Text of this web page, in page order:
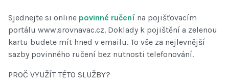
Sjednejte si online povinné ručení na pojišťovacím
portálu www.srovnavac.cz. Doklady k pojištění a zelenou
kartu budete mít hned v emailu. To vše za nejlevnější
sazby povinného ručení bez nutnosti telefonování.
PROČ VYUŽÍT TÉTO SLUŽBY?